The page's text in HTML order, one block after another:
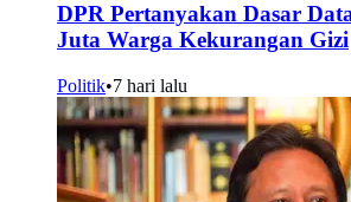
DPR Pertanyakan Dasar
Juta Warga Kekurangan Gizi
Politik•7 hari lalu